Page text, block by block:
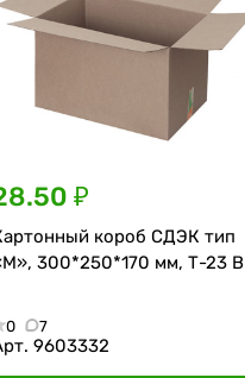
₽
короб СДЭК тип
300*250*170 мм, Т-23 В
0 7
9603332